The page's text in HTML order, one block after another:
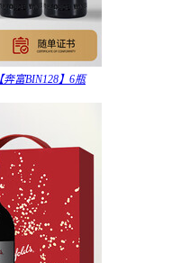
富BIN128】6瓶